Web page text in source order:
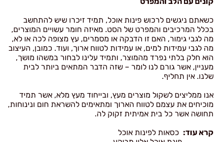
כשאתם ניגשים לרכוש פינות אוכל, תמיד זיכרו שיש להתחשב
בכלל המרכיבים והמפרט של הסט. מאיזה חומר עשויים המוצרים,
מה לגבי גימור, האם זו הדבקה או מסמרים, עץ מצופה לכה או לא,
מה לגבי עמידות למים, או עמידות לטווח ארוך, ועוד. כמובן, העיצוב
הוא חלק בלתי נפרד מהמוצר, ותמיד עלינו לבחור במשהו מושך,
מעניין, אשר גורם לנו לומר – שזה הדבר המתאים ביותר לבית
שלנו. אין תחליף.
אנו ממליצים לשקול מוצרים מעץ, ובייחוד מעץ מלא, אשר תמיד
מוכיחים את עצמם לטווח הארוך ומתאימים להשראת חום ונינוחות,
תחושה אשר כל בית אמיתית זקוק לה.
קרא עוד: כסאות לפינות אוכל
פינת אוכל אלון מבוקע
פינות אוכל מעץ